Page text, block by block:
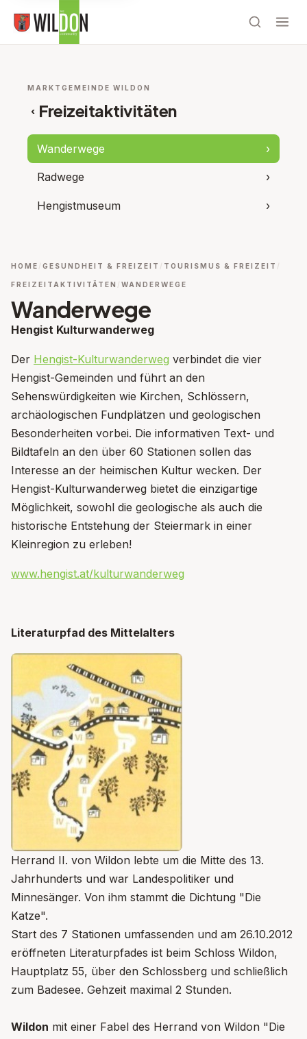
MARKTGEMEINDE WILDON
‹ Freizeitaktivitäten
Wanderwege ›
Radwege ›
Hengistmuseum ›
HOME GESUNDHEIT & FREIZEIT TOURISMUS & FREIZEIT
FREIZEITAKTIVITÄTEN WANDERWEGE
Wanderwege
Hengist Kulturwanderweg
Der Hengist-Kulturwanderweg verbindet die vier
Hengist-Gemeinden und führt an den
Sehenswürdigkeiten wie Kirchen, Schlössern,
archäologischen Fundplätzen und geologischen
Besonderheiten vorbei. Die informativen Text- und
Bildtafeln an den über 60 Stationen sollen das
Interesse an der heimischen Kultur wecken. Der
Hengist-Kulturwanderweg bietet die einzigartige
Möglichkeit, sowohl die geologische als auch die
historische Entstehung der Steiermark in einer
Kleinregion zu erleben!
www.hengist.at/kulturwanderweg
Literaturpfad des Mittelalters
Herrand II. von Wildon lebte um die Mitte des 13.
Jahrhunderts und war Landespolitiker und
Minnesänger. Von ihm stammt die Dichtung "Die
Katze".
Start des 7 Stationen umfassenden und am 26.10.2012
eröffneten Literaturpfades ist beim Schloss Wildon,
Hauptplatz 55, über den Schlossberg und schließlich
zum Badesee. Gehzeit maximal 2 Stunden.
Wildon mit einer Fabel des Herrand von Wildon "Die